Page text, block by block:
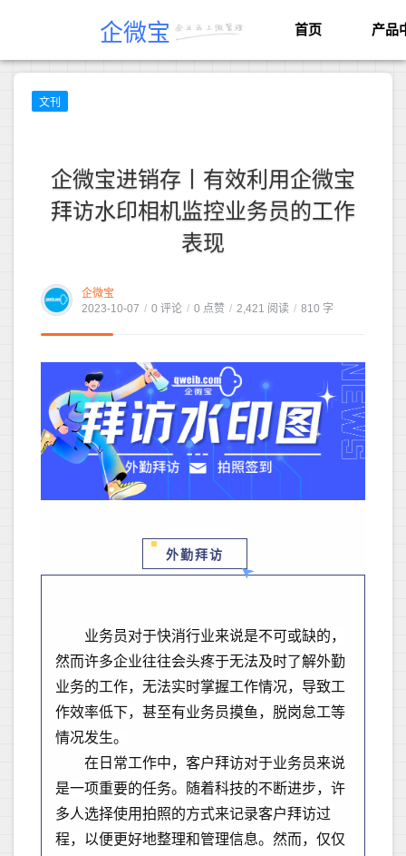
企微宝 首页 产品
文刊
企微宝进销存丨有效利用企微宝
拜访水印相机监控业务员的工作
表现
企微宝
2023-10-07 / 0 评论 / 0 点赞 / 2,421 阅读 / 810 字
外勤拜访
业务员对于快消行业来说是不可或缺的，
然而许多企业往往会头疼于无法及时了解外勤
业务的工作，无法实时掌握工作情况，导致工
作效率低下，甚至有业务员摸鱼，脱岗怠工等
情况发生。
在日常工作中，客户拜访对于业务员来说
是一项重要的任务。随着科技的不断进步，许
多人选择使用拍照的方式来记录客户拜访过
程，以便更好地整理和管理信息。然而，仅仅